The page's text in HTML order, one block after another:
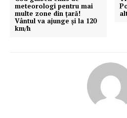
meteorologi pentru mai
multe zone din țară!
Vântul va ajunge și la 120
km/h